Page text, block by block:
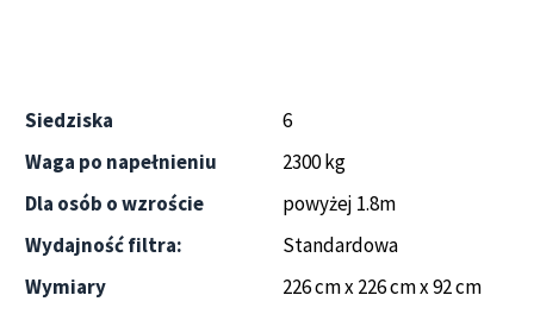
Siedziska
6
Waga po napełnieniu
2300 kg
Dla osób o wzroście
powyżej 1.8m
Wydajność filtra:
Standardowa
Wymiary
226 cm x 226 cm x 92 cm